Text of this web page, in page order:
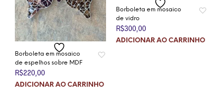
Borboleta em mosaico
de espelhos sobre MDF
R$220,00
ADICIONAR AO CARRINHO
Borboleta em mosaico
de vidro
R$300,00
ADICIONAR AO CARRINHO